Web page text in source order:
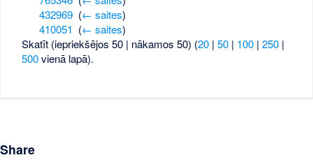
432969‎ (← saites)
410051 (← saites)
Skatīt (iepriekšējos 50 | nākamos 50) (20 |50 | 100 |250 |
500vienā lapā).
Share